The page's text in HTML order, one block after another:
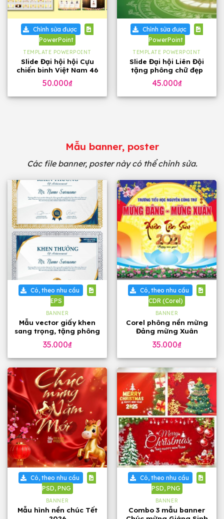
Chỉnh sửa được
PowerPoint
TEMPLATE POWERPOINT
Slide Đại hội hội Cựu
chiến binh Việt Nam 46
trang, tặng phông chữ
50.000₫
Chỉnh sửa được
PowerPoint
TEMPLATE POWERPOINT
Slide Đại hội Liên Đội
tặng phông chữ đẹp
45.000₫
Mẫu banner, poster
Các file banner, poster này có thể chỉnh sửa.
Có, theo nhu cầu
EPS
BANNER
Mẫu vector giấy khen
sang trọng, tặng phông
35.000₫
Có, theo nhu cầu
CDR (Corel)
BANNER
Corel phông nền mừng
Đảng mừng Xuân
35.000₫
Có, theo nhu cầu
PSD, PNG
BANNER
Mẫu hình nền chúc Tết
Có, theo nhu cầu
PSD, PNG
BANNER
Combo 3 mẫu banner